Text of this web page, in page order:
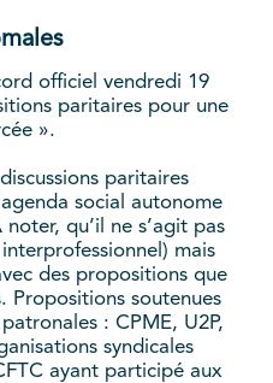
officiel vendredi 19
paritaires pour une
».
paritaires
social autonome
qu’il ne s’agit pas
mais
des propositions que
Propositions soutenues
: CPME, U2P,
syndicales
ayant participé aux